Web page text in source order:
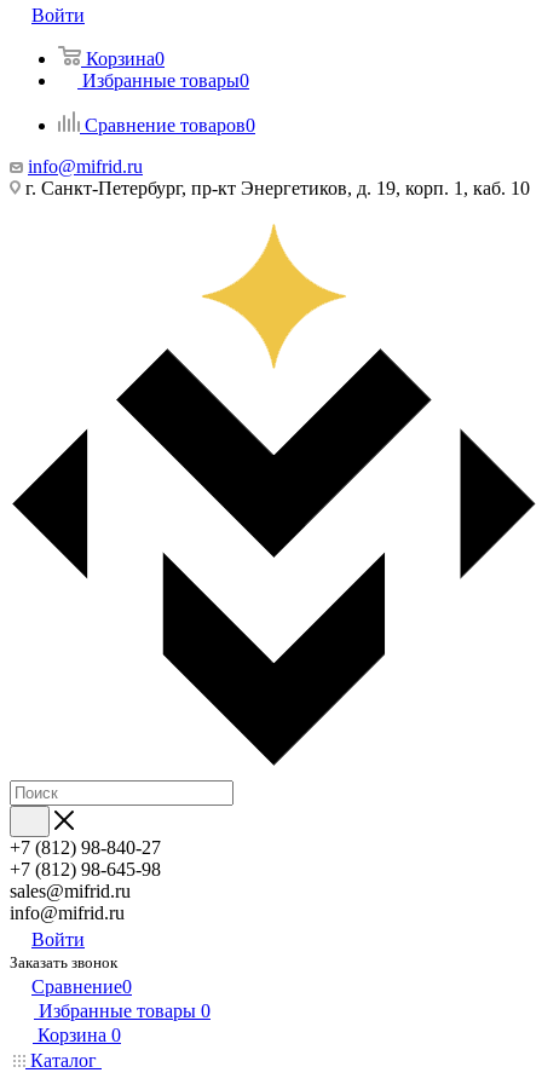
Войти
Корзина0
Избранные товары0
Сравнение товаров0
info@mifrid.ru
г. Санкт-Петербург, пр-кт Энергетиков, д. 19, корп. 1, каб. 10
+7 (812) 98-840-27
+7 (812) 98-645-98
sales@mifrid.ru
info@mifrid.ru
Войти
Заказать звонок
Сравнение0
Избранные товары 0
Корзина 0
Каталог